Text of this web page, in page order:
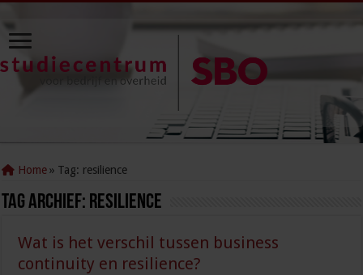
Home » Tag: resilience
Tag Archief: resilience
Wat is het verschil tussen business
continuity en resilience?